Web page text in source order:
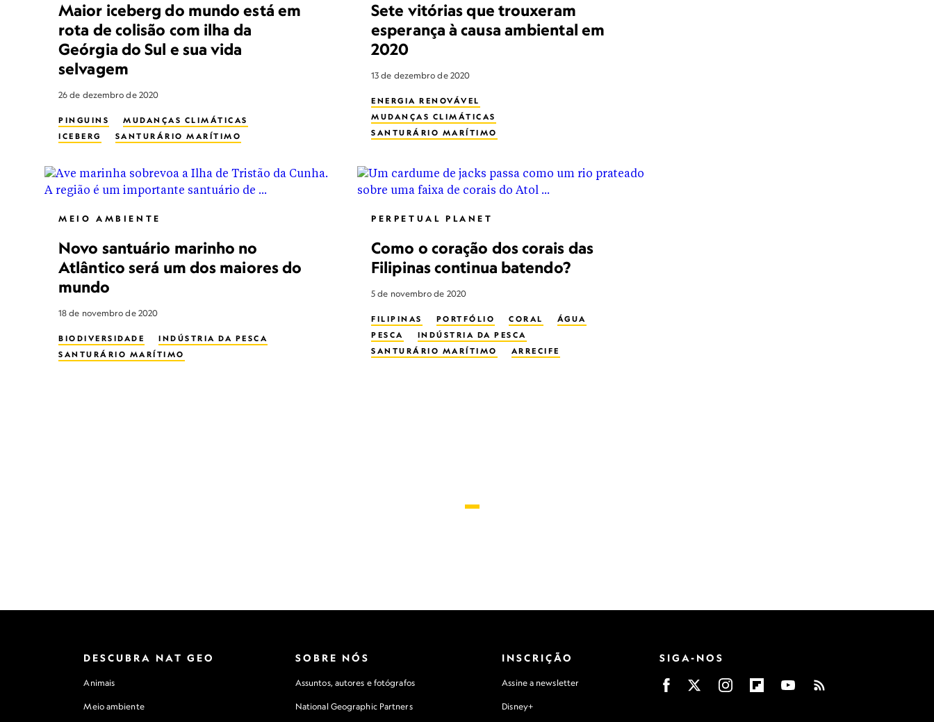
Maior iceberg do mundo está em
rota de colisão com ilha da
Geórgia do Sul e sua vida
selvagem
26 de dezembro de 2020
PINGUINS
MUDANÇAS CLIMÁTICAS
ICEBERG
SANTURÁRIO MARÍTIMO
Sete vitórias que trouxeram
esperança à causa ambiental em
2020
13 de dezembro de 2020
ENERGIA RENOVÁVEL
MUDANÇAS CLIMÁTICAS
SANTURÁRIO MARÍTIMO
MEIO AMBIENTE
Novo santuário marinho no
Atlântico será um dos maiores do
mundo
18 de novembro de 2020
BIODIVERSIDADE
INDÚSTRIA DA PESCA
SANTURÁRIO MARÍTIMO
PERPETUAL PLANET
Como o coração dos corais das
Filipinas continua batendo?
5 de novembro de 2020
FILIPINAS PORTFÓLIO CORAL
ÁGUA
PESCA
INDÚSTRIA DA PESCA
SANTURÁRIO MARÍTIMO
ARRECIFE
DESCUBRA NAT GEO
Animais
Meio ambiente
SOBRE NÓS
Assuntos, autores e fotógrafos
National Geographic Partners
INSCRIÇÃO
Assine a newsletter
Disney+
SIGA-NOS